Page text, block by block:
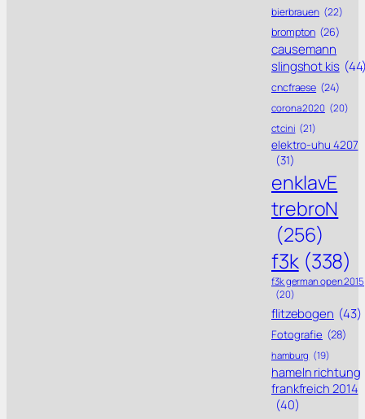
bierbrauen (22)
brompton (26)
causemann
slingshot kis
cncfraese (24)
corona 2020 (20)
ctcini (21)
elektro-uhu 4207
(31)
enklavE
trebroN
(256)
f3k (338)
f3k german open 2015
(20)
flitzebogen (43)
Fotografie (28)
hamburg (19)
hameln richtung
frankfreich 2014
(40)